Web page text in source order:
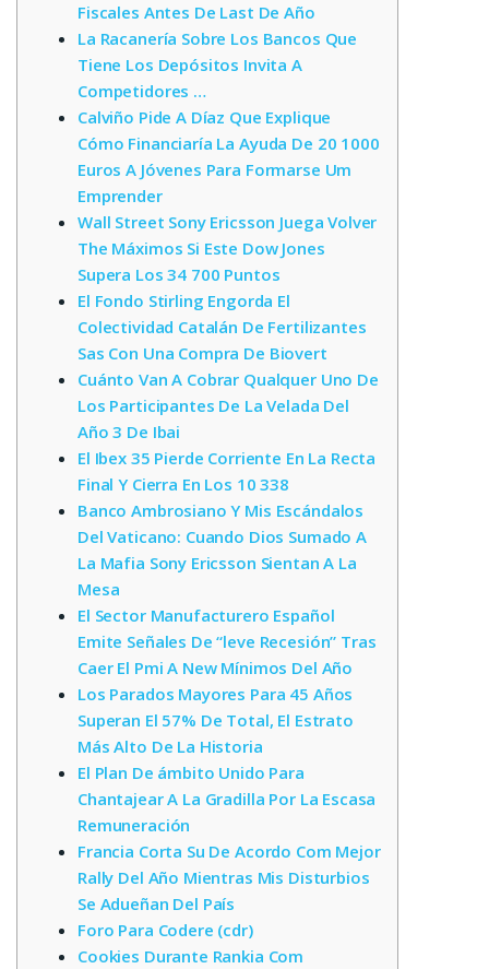
Fiscales Antes De Last De Año
La Racanería Sobre Los Bancos Que
Tiene Los Depósitos Invita A
Competidores …
Calviño Pide A Díaz Que Explique
Cómo Financiaría La Ayuda De 20 1000
Euros A Jóvenes Para Formarse Um
Emprender
Wall Street Sony Ericsson Juega Volver
The Máximos Si Este Dow Jones
Supera Los 34 700 Puntos
El Fondo Stirling Engorda El
Colectividad Catalán De Fertilizantes
Sas Con Una Compra De Biovert
Cuánto Van A Cobrar Qualquer Uno De
Los Participantes De La Velada Del
Año 3 De Ibai
El Ibex 35 Pierde Corriente En La Recta
Final Y Cierra En Los 10 338
Banco Ambrosiano Y Mis Escándalos
Del Vaticano: Cuando Dios Sumado A
La Mafia Sony Ericsson Sientan A La
Mesa
El Sector Manufacturero Español
Emite Señales De “leve Recesión” Tras
Caer El Pmi A New Mínimos Del Año
Los Parados Mayores Para 45 Años
Superan El 57% De Total, El Estrato
Más Alto De La Historia
El Plan De ámbito Unido Para
Chantajear A La Gradilla Por La Escasa
Remuneración
Francia Corta Su De Acordo Com Mejor
Rally Del Año Mientras Mis Disturbios
Se Adueñan Del País
Foro Para Codere (cdr)
Cookies Durante Rankia Com